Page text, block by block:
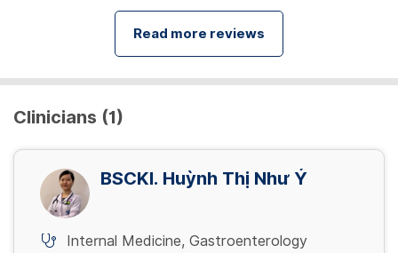
Read more reviews
Clinicians (1)
BSCKI. Huỳnh Thị Như Ý
Internal Medicine, Gastroenterology